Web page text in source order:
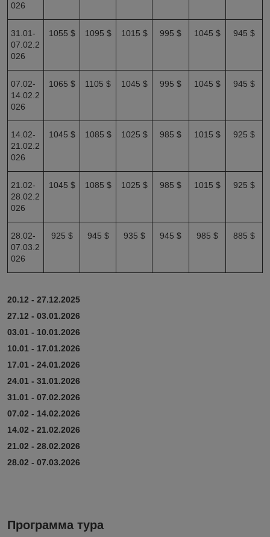
026
31.01-
07.02.2
026
1055 $ 1095 $ 1015 $ 995 $ 1045 $ 945 $
07.02-
14.02.2
026
1065 $ 1105 $ 1045 $ 995 $ 1045 $ 945 $
14.02-
21.02.2
026
1045 $ 1085 $ 1025 $ 985 $ 1015 $ 925 $
21.02-
28.02.2
026
1045 $ 1085 $ 1025 $ 985 $ 1015 $ 925 $
28.02-
07.03.2
026
925 $ 945 $ 935 $ 945 $ 985 $ 885 $
20.12 - 27.12.2025
27.12 - 03.01.2026
03.01 - 10.01.2026
10.01 - 17.01.2026
17.01 - 24.01.2026
24.01 - 31.01.2026
31.01 - 07.02.2026
07.02 - 14.02.2026
14.02 - 21.02.2026
21.02 - 28.02.2026
28.02 - 07.03.2026
Программа тура